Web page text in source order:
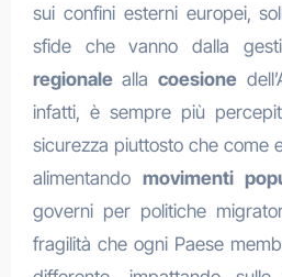
sui confini esterni europei,
sfide che vanno dalla
regionaleallacoesione
infatti, è sempre più
sicurezza piuttosto che come
alimentandomovimenti
governi per politiche
fragilità che ogni Paese